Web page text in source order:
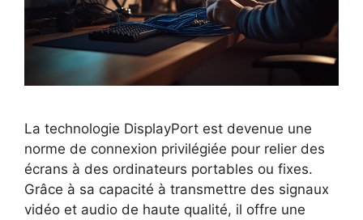
La technologie DisplayPort est devenue une
norme de connexion privilégiée pour relier des
écrans à des ordinateurs portables ou fixes.
Grâce à sa capacité à transmettre des signaux
vidéo et audio de haute qualité, il offre une